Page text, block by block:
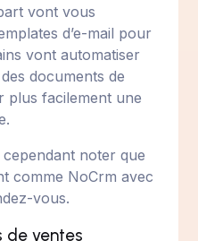
vont vous
d’e-mail pour
vont automatiser
documents de
plus facilement une
cependant noter que
comme NoCrm avec
vous.
de ventes